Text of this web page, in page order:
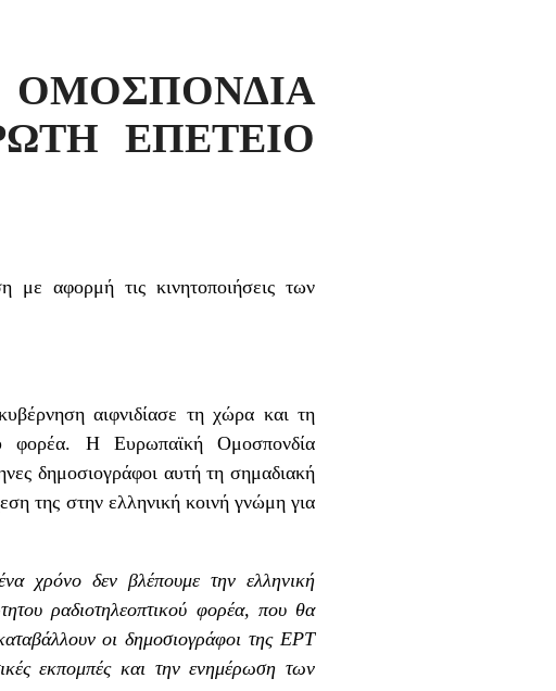
ΕΠΕΤΕΙΟ
αφορμή τις κινητοποιήσεις των
αιφνιδίασε τη χώρα και τη
φορέα. Η Ευρωπαϊκή Ομοσπονδία
δημοσιογράφοι αυτή τη σημαδιακή
της στην ελληνική κοινή γνώμη για
χρόνο δεν βλέπουμε την ελληνική
ραδιοτηλεοπτικού φορέα, που θα
οι δημοσιογράφοι της ΕΡΤ
εκπομπές και την ενημέρωση των